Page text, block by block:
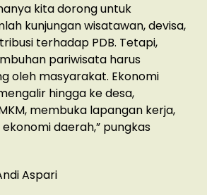
kita dorong untuk
kunjungan wisatawan, devisa,
terhadap PDB. Tetapi,
pariwisata harus
oleh masyarakat. Ekonomi
hingga ke desa,
membuka lapangan kerja,
daerah,” pungkas
Aspari